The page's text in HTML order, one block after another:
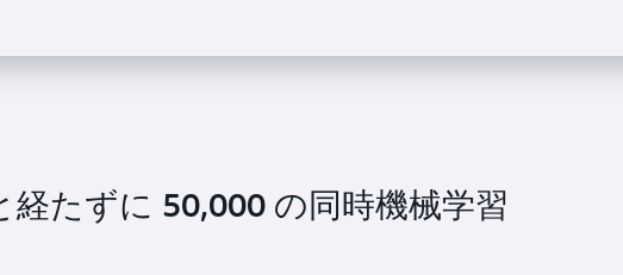
経たずに 50,000 の同時機械学習
クスデータ処理ソリューション